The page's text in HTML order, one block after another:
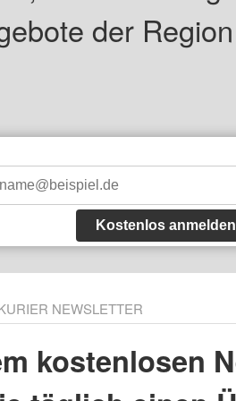
der
Kostenlos anmelden
NEWSLETTER
kostenlosen